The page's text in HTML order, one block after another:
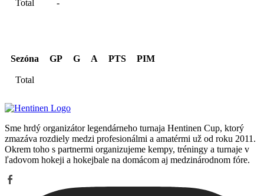
Total -
Sezóna GP G A PTS PIM
Total
Sme hrdý organizátor legendárneho turnaja Hentinen Cup, ktorý
zmazáva rozdiely medzi profesionálmi a amatérmi už od roku 2011.
Okrem toho s partnermi organizujeme kempy, tréningy a turnaje v
ľadovom hokeji a hokejbale na domácom aj medzinárodnom fóre.